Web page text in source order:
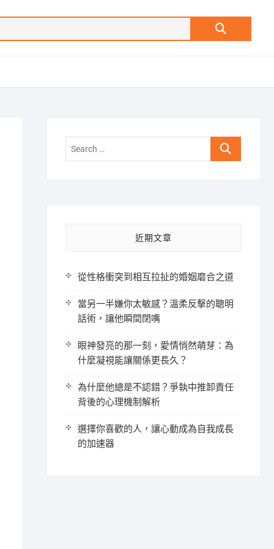
Search
Search
近期文章
從性格衝突到相互拉扯的婚姻磨合之道
當另一半嫌你太敏感？溫柔反擊的聰明
話術，讓他瞬間閉嘴
眼神發亮的那一刻，愛情悄然萌芽：為
什麼凝視能讓關係更長久？
為什麼他總是不認錯？爭執中推卸責任
背後的心理機制解析
選擇你喜歡的人，讓心動成為自我成長
的加速器